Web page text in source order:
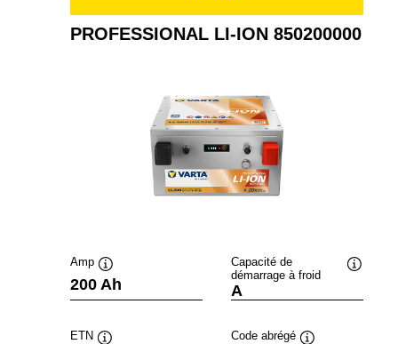
PROFESSIONAL LI-ION 850200000
Amp
Infobulle
200 Ah
Capacité de
démarrage à froid
A
ETN
Code abrégé